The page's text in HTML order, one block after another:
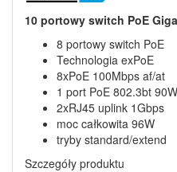
10 portowy switch PoE
8 portowy switch PoE
Technologia exPoE
8xPoE 100Mbps af/at
1 port PoE 802.3bt 90W
2xRJ45 uplink 1Gbps
moc całkowita 96W
tryby standard/extend
Szczegóły produktu